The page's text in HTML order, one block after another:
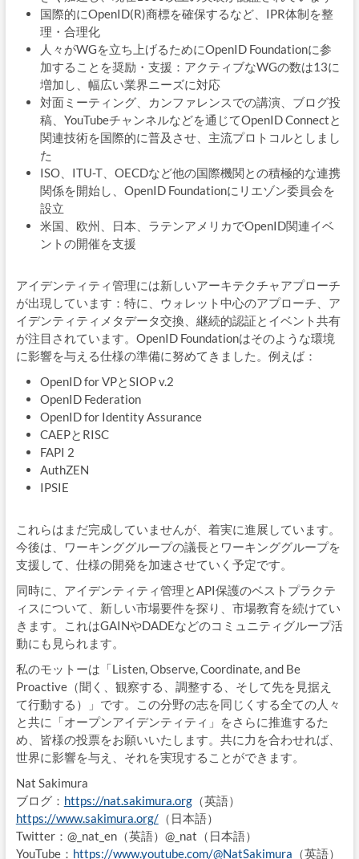
国際的にOpenID(R)商標を確保するなど、IPR体制を整
理・合理化
人々がWGを立ち上げるためにOpenID Foundationに参
加することを奨励・支援：アクティブなWGの数は13に
増加し、幅広い業界ニーズに対応
対面ミーティング、カンファレンスでの講演、ブログ投
稿、YouTubeチャンネルなどを通じてOpenID Connectと
関連技術を国際的に普及させ、主流プロトコルとしまし
た
ISO、ITU-T、OECDなど他の国際機関との積極的な連携
関係を開始し、OpenID Foundationにリエゾン委員会を
設立
米国、欧州、日本、ラテンアメリカでOpenID関連イベ
ントの開催を支援
アイデンティティ管理には新しいアーキテクチャアプローチ
が出現しています：特に、ウォレット中心のアプローチ、ア
イデンティティメタデータ交換、継続的認証とイベント共有
が注目されています。OpenID Foundationはそのような環境
に影響を与える仕様の準備に努めてきました。例えば：
OpenID for VPとSIOP v.2
OpenID Federation
OpenID for Identity Assurance
CAEPとRISC
FAPI 2
AuthZEN
IPSIE
これらはまだ完成していませんが、着実に進展しています。
今後は、ワーキンググループの議長とワーキンググループを
支援して、仕様の開発を加速させていく予定です。
同時に、アイデンティティ管理とAPI保護のベストプラクテ
ィスについて、新しい市場要件を探り、市場教育を続けてい
きます。これはGAINやDADEなどのコミュニティグループ活
動にも見られます。
私のモットーは「Listen, Observe, Coordinate, and Be
Proactive（聞く、観察する、調整する、そして先を見据え
て行動する）」です。この分野の志を同じくする全ての人々
と共に「オープンアイデンティティ」をさらに推進するた
め、皆様の投票をお願いいたします。共に力を合わせれば、
世界に影響を与え、それを実現することができます。
Nat Sakimura
ブログ： https://nat.sakimura.org（英語）
https://www.sakimura.org/（日本語）
Twitter：@_nat_en（英語）@_nat（日本語）
YouTube： https://www.youtube.com/@NatSakimura （英語）